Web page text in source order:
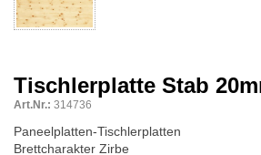
Tischlerplatte Stab
Art.Nr.: 314736
Paneelplatten-Tischlerplatten
Brettcharakter Zirbe